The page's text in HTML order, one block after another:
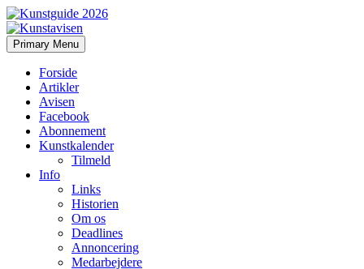
Kunstavisen
Search
Primary Menu Skip
to
Forside
Artikler
Avisen
Facebook
Abonnement
Kunstkalender
Tilmeld
Info
Links
Historien
Om os
Deadlines
Annoncering
Medarbejdere